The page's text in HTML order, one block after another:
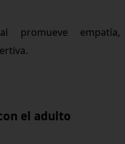
promueve empatía,
el adulto